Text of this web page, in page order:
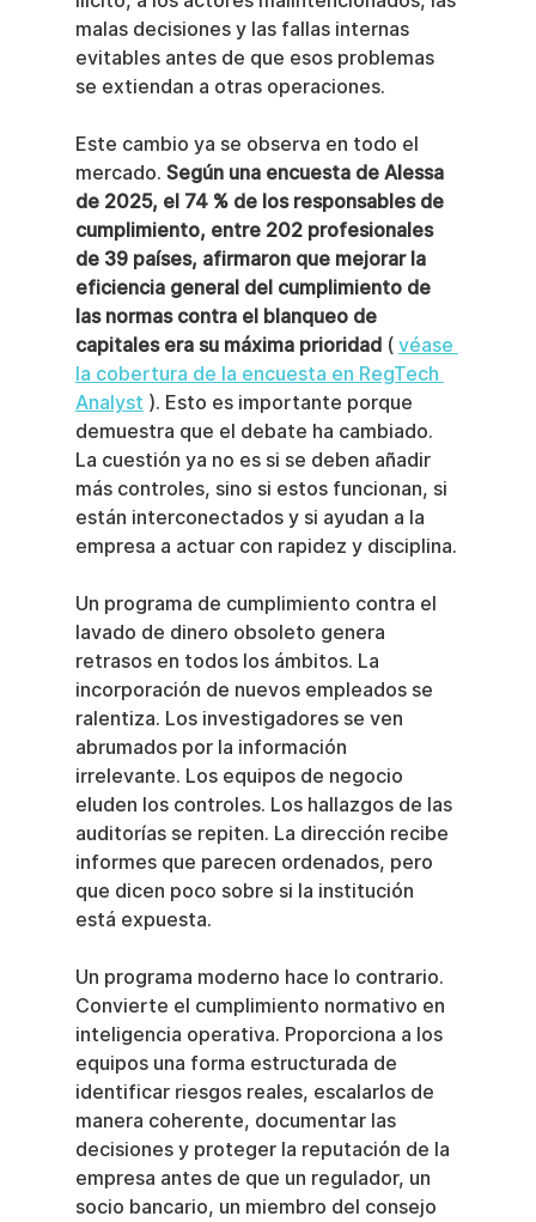
malas decisiones y las fallas internas
evitables antes de que esos problemas
se extiendan a otras operaciones.
Este cambio ya se observa en todo el
mercado. Según una encuesta de Alessa
de 2025, el 74 % de los responsables de
cumplimiento, entre 202 profesionales
de 39 países, afirmaron que mejorar la
eficiencia general del cumplimiento de
las normas contra el blanqueo de
capitales era su máxima prioridad ( véase
la cobertura de la encuesta en RegTech
Analyst ). Esto es importante porque
demuestra que el debate ha cambiado.
La cuestión ya no es si se deben añadir
más controles, sino si estos funcionan, si
están interconectados y si ayudan a la
empresa a actuar con rapidez y disciplina.
Un programa de cumplimiento contra el
lavado de dinero obsoleto genera
retrasos en todos los ámbitos. La
incorporación de nuevos empleados se
ralentiza. Los investigadores se ven
abrumados por la información
irrelevante. Los equipos de negocio
eluden los controles. Los hallazgos de las
auditorías se repiten. La dirección recibe
informes que parecen ordenados, pero
que dicen poco sobre si la institución
está expuesta.
Un programa moderno hace lo contrario.
Convierte el cumplimiento normativo en
inteligencia operativa. Proporciona a los
equipos una forma estructurada de
identificar riesgos reales, escalarlos de
manera coherente, documentar las
decisiones y proteger la reputación de la
empresa antes de que un regulador, un
socio bancario, un miembro del consejo